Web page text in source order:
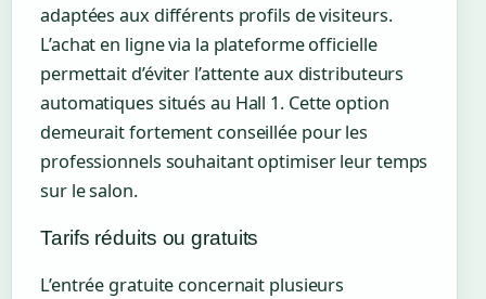
adaptées aux différents profils de visiteurs.
L’achat en ligne via la plateforme officielle
permettait d’éviter l’attente aux distributeurs
automatiques situés au Hall 1. Cette option
demeurait fortement conseillée pour les
professionnels souhaitant optimiser leur temps
sur le salon.
Tarifs réduits ou gratuits
L’entrée gratuite concernait plusieurs